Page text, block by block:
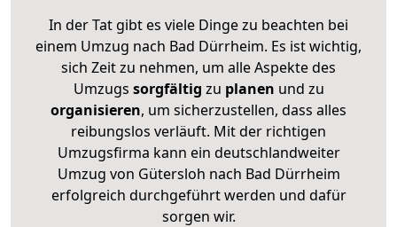
In der Tat gibt es viele Dinge zu beachten bei
einem Umzug nach Bad Dürrheim. Es ist wichtig,
sich Zeit zu nehmen, um alle Aspekte des
Umzugs sorgfältig zu planen und zu
organisieren, um sicherzustellen, dass alles
reibungslos verläuft. Mit der richtigen
Umzugsfirma kann ein deutschlandweiter
Umzug von Gütersloh nach Bad Dürrheim
erfolgreich durchgeführt werden und dafür
sorgen wir.